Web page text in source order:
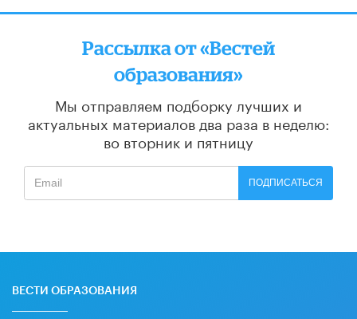
Рассылка от «Вестей
образования»
Мы отправляем подборку лучших и
актуальных материалов два раза в неделю:
во вторник и пятницу
ПОДПИСАТЬСЯ
ВЕСТИ ОБРАЗОВАНИЯ